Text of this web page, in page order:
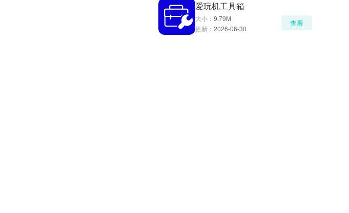
爱玩机工具箱
大小： 9.79M
更新： 2026-06-30
查看